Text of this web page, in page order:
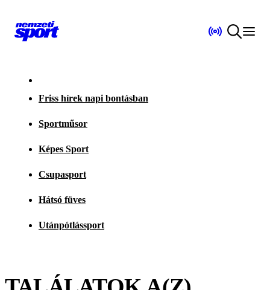
Friss hírek napi bontásban
Sportműsor
Képes Sport
Csupasport
Hátsó füves
Utánpótlássport